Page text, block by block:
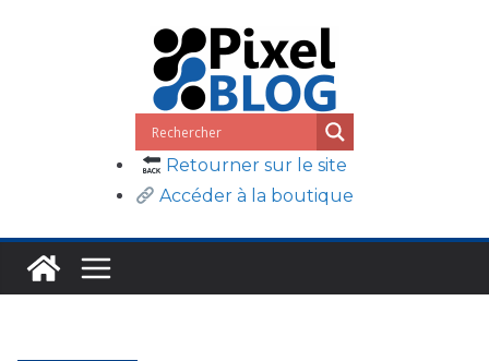
Retourner sur le site
Accéder à la boutique